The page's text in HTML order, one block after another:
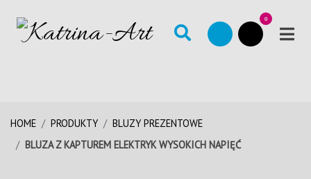
0
HOME PRODUKTY
BLUZY PREZENTOWE
BLUZA Z KAPTUREM ELEKTRYK WYSOKICH NAPIĘĆ